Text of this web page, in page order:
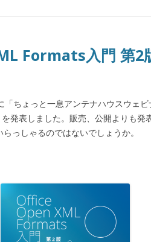
Formats入門 第2
「ちょっと一息アンテナハウスウェ
発表しました。販売、公開よりも発
っしゃるのではないでしょうか。